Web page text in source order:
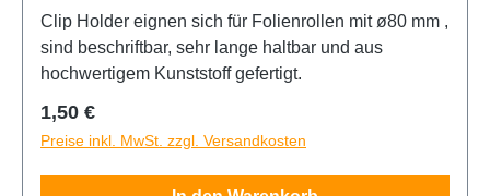
Clip Holder eignen sich für Folienrollen mit ø80 mm ,
sind beschriftbar, sehr lange haltbar und aus
hochwertigem Kunststoff gefertigt.
Regulärer Preis:
1,50 €
Preise inkl. MwSt. zzgl. Versandkosten